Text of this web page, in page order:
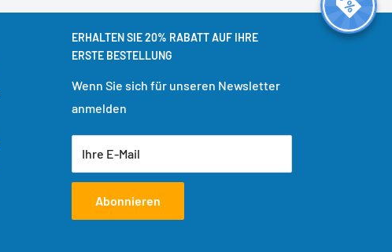
ERHALTEN SIE 20% RABATT AUF IHRE
ERSTE BESTELLUNG
Wenn Sie sich für unseren Newsletter
anmelden
Ihre E-Mail
Abonnieren